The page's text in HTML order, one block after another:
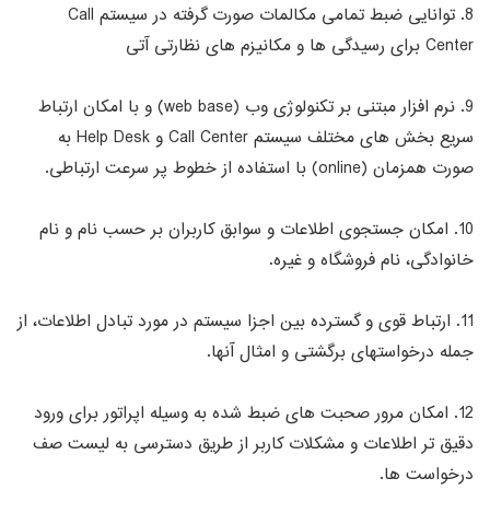
8. توانایی ضبط تمامی مکالمات صورت گرفته در سیستم Call
Center برای رسیدگی ها و مکانیزم های نظارتی آتی
9. نرم افزار مبتنی بر تکنولوژی وب (web base) و با امکان ارتباط
سریع بخش های مختلف سیستم Call Center و Help Desk به
صورت همزمان (online) با استفاده از خطوط پر سرعت ارتباطی.
10. امکان جستجوی اطلاعات و سوابق کاربران بر حسب نام و نام
خانوادگی، نام فروشگاه و غیره.
11. ارتباط قوی و گسترده بین اجزا سیستم در مورد تبادل اطلاعات، از
جمله درخواستهای برگشتی و امثال آنها.
12. امکان مرور صحبت های ضبط شده به وسیله اپراتور برای ورود
دقیق تر اطلاعات و مشکلات کاربر از طریق دسترسی به لیست صف
درخواست ها.